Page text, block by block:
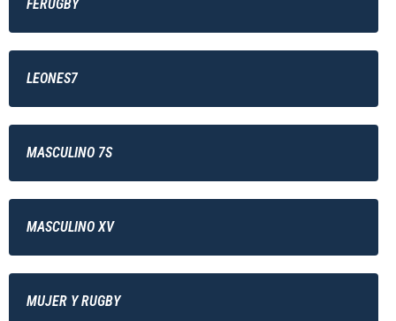
FERUGBY
LEONES7
MASCULINO 7S
MASCULINO XV
MUJER Y RUGBY